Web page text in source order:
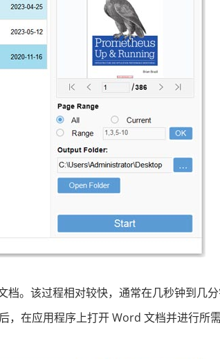
档。该过程相对较快，通常在几秒钟到几
，在应用程序上打开 Word 文档并进行所